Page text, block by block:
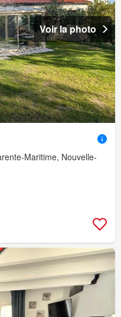
Voir la photo
Maritime, Nouvelle-